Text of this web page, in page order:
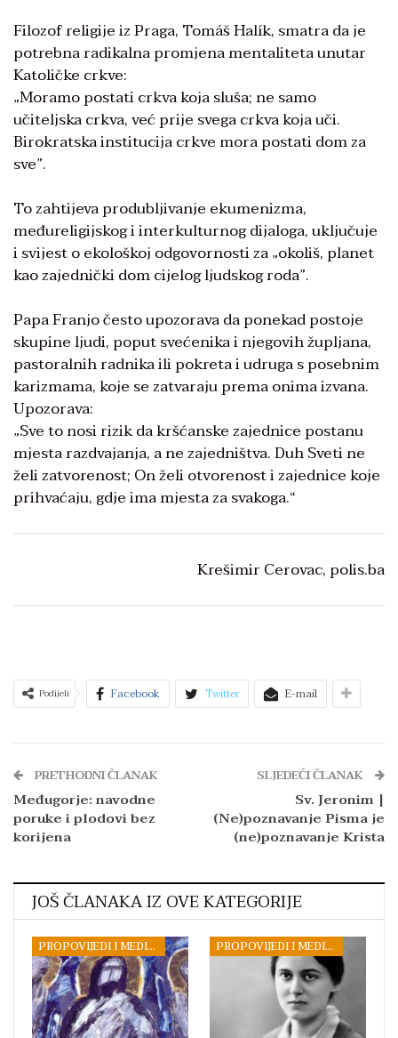
Filozof religije iz Praga, Tomáš Halík, smatra da je
potrebna radikalna promjena mentaliteta unutar
Katoličke crkve:
„Moramo postati crkva koja sluša; ne samo
učiteljska crkva, već prije svega crkva koja uči.
Birokratska institucija crkve mora postati dom za
sve”.
To zahtijeva produbljivanje ekumenizma,
međureligijskog i interkulturnog dijaloga, uključuje
i svijest o ekološkoj odgovornosti za „okoliš, planet
kao zajednički dom cijelog ljudskog roda”.
Papa Franjo često upozorava da ponekad postoje
skupine ljudi, poput svećenika i njegovih župljana,
pastoralnih radnika ili pokreta i udruga s posebnim
karizmama, koje se zatvaraju prema onima izvana.
Upozorava:
„Sve to nosi rizik da kršćanske zajednice postanu
mjesta razdvajanja, a ne zajedništva. Duh Sveti ne
želi zatvorenost; On želi otvorenost i zajednice koje
prihvaćaju, gdje ima mjesta za svakoga.“
Krešimir Cerovac, polis.ba
Podijeli Facebook Twitter E-mail
PRETHODNI ČLANAK
Međugorje: navodne
poruke i plodovi bez
korijena
SLJEDEĆI ČLANAK
Sv. Jeronim |
(Ne)poznavanje Pisma je
(ne)poznavanje Krista
JOŠ ČLANAKA IZ OVE KATEGORIJE
PROPOVIJEDI I MEDITACIJE PROPOVIJEDI I MEDITACIJE